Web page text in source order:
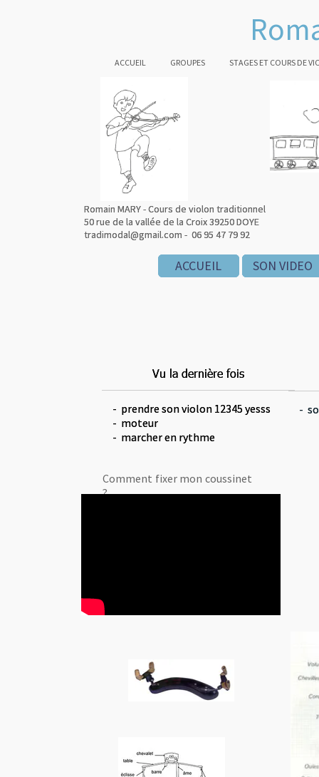
ACCUEIL GROUPES STAGES ET COURS DE
Romain MARY - Cours de violon traditionnel
50 rue de la vallée de la Croix 39250 DOYE
tradimodal@gmail.com - 06 95 47 79 92
Romain MARY - Cours de violon traditionnel
50 rue de la vallée de la Croix 39250 DOYE
tradimodal@gmail.com - 06 95 47 79 92
ACCUEIL
ACCUEIL
ACCUEIL SON VIDEO
SON VIDEO
SON VIDEO
SON VIDEO
SON VIDEO
Vu la dernière fois
- prendre son violon 12345 yesss
- moteur
- marcher en rythme
Vu la dernière fois
- prendre son violon 12345 yesss
- moteur
- marcher en rythme
-
-
Comment fixer mon coussinet
?